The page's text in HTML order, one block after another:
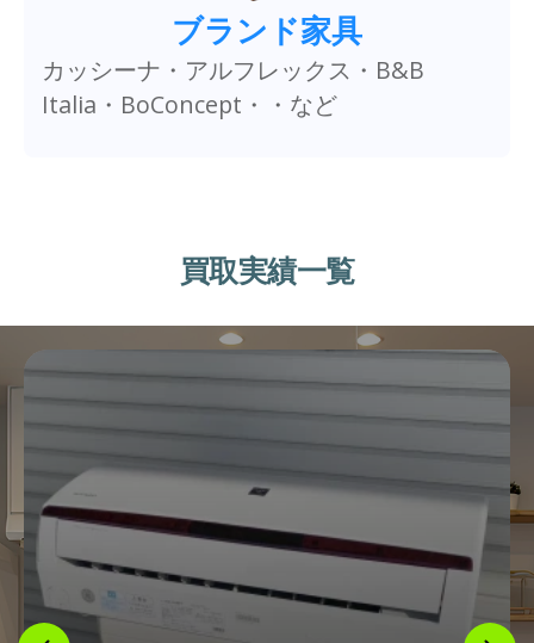
ブランド家具
カッシーナ・アルフレックス・B&B
Italia・BoConcept・・など
買取実績一覧